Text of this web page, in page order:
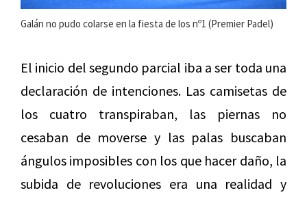
Galán no pudo colarse en la fiesta de los nº1 (Premier Padel)
El inicio del segundo parcial iba a ser toda una
declaración de intenciones. Las camisetas de
los cuatro transpiraban, las piernas no
cesaban de moverse y las palas buscaban
ángulos imposibles con los que hacer daño, la
subida de revoluciones era una realidad y